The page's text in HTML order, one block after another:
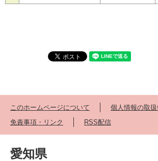
このホームページについて
個人情報の取
免責事項・リンク
RSS配信
愛知県